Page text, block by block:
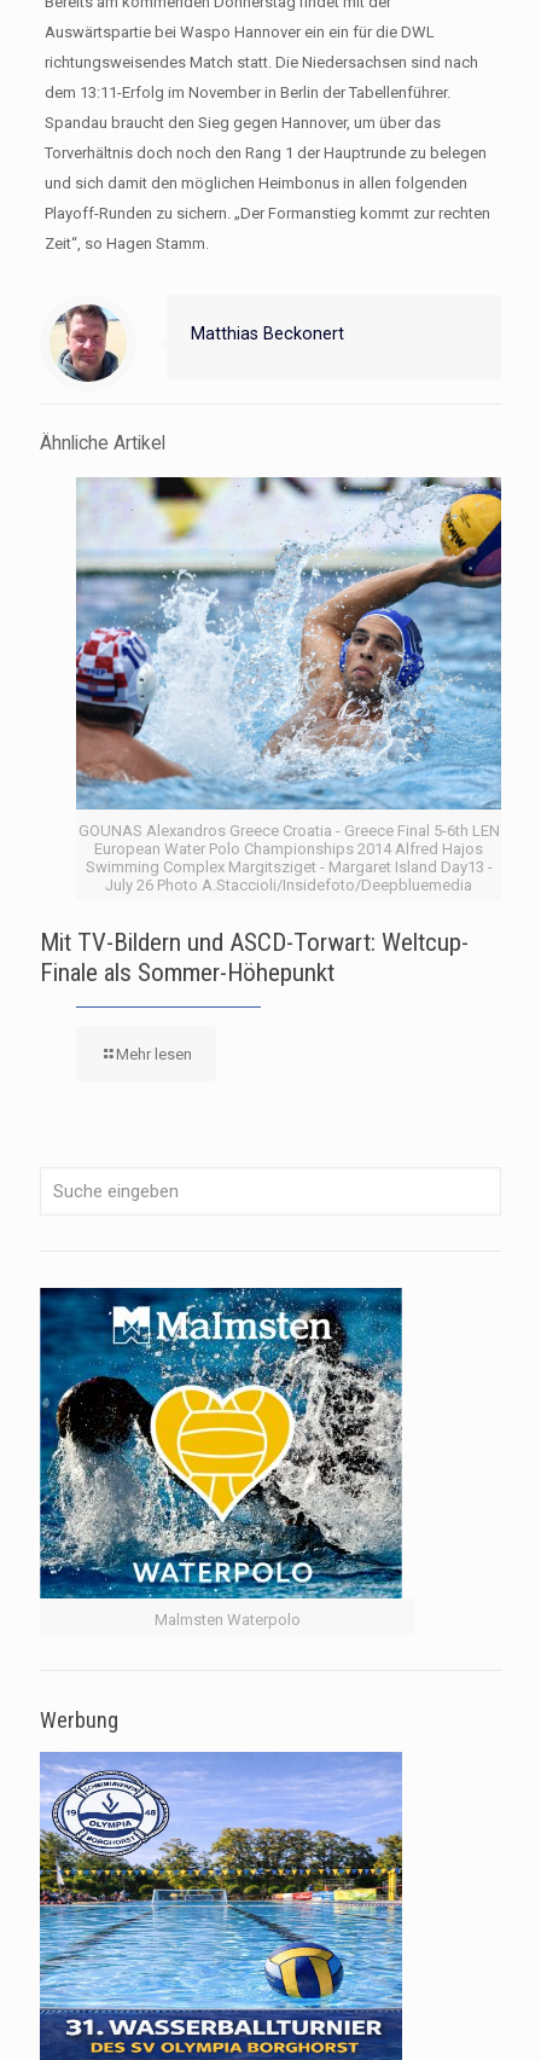
Auswärtspartie bei Waspo Hannover ein ein für die DWL
richtungsweisendes Match statt. Die Niedersachsen sind nach
dem 13:11-Erfolg im November in Berlin der Tabellenführer.
Spandau braucht den Sieg gegen Hannover, um über das
Torverhältnis doch noch den Rang 1 der Hauptrunde zu belegen
und sich damit den möglichen Heimbonus in allen folgenden
Playoff-Runden zu sichern. „Der Formanstieg kommt zur rechten
Zeit“, so Hagen Stamm.
Matthias Beckonert
Ähnliche Artikel
GOUNAS Alexandros Greece Croatia - Greece Final 5-6th LEN
European Water Polo Championships 2014 Alfred Hajos
Swimming Complex Margitsziget - Margaret Island Day13 -
July 26 Photo A.Staccioli/Insidefoto/Deepbluemedia
Mit TV-Bildern und ASCD-Torwart: Weltcup-
Finale als Sommer-Höhepunkt
Mehr lesen
Malmsten Waterpolo
Werbung